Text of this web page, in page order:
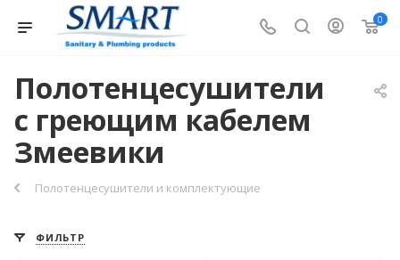
0
Полотенцесушители
с греющим кабелем
Змеевики
Полотенцесушители и комплектующие
ФИЛЬТР